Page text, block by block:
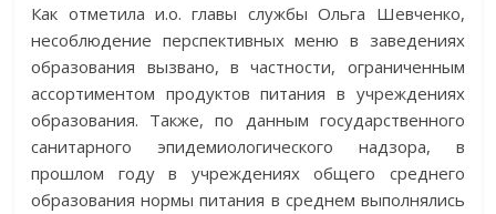
Как отметила и.о. главы службы Ольга Шевченко,
несоблюдение перспективных меню в заведениях
образования вызвано, в частности, ограниченным
ассортиментом продуктов питания в учреждениях
образования. Также, по данным государственного
санитарного эпидемиологического надзора, в
прошлом году в учреждениях общего среднего
образования нормы питания в среднем выполнялись